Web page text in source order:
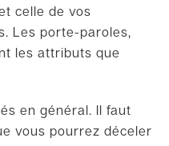
celle de vos
Les porte-paroles,
les attributs que
en général. Il faut
vous pourrez déceler